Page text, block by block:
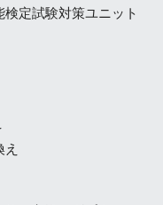
定試験対策ユニット